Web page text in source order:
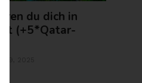
du dich in
(+5*Qatar-